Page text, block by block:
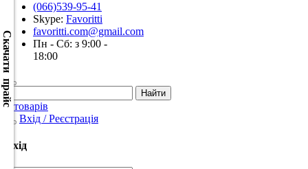
(066)539-95-41
Skype: Favoritti
favoritti.com@gmail.com
Пн - Сб: з 9:00 -
18:00
0 товарів
Вхід / Реєстрація
Вхід
Скачати прайс
Скачать
XML
(Розн.)
Скачать
XML
(Опт)
CSV